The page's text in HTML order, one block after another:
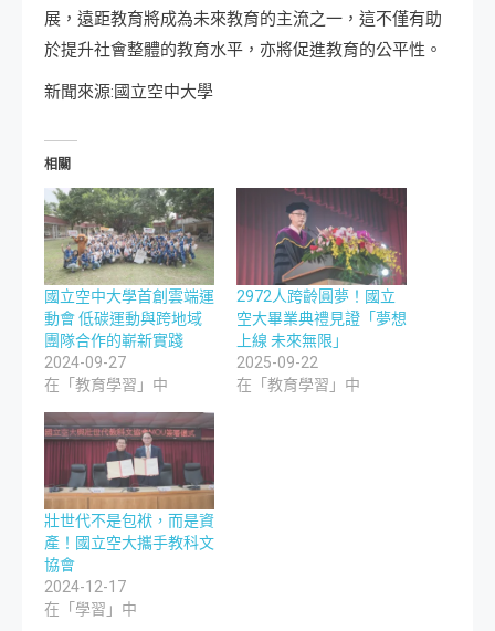
展，遠距教育將成為未來教育的主流之一，這不僅有助
於提升社會整體的教育水平，亦將促進教育的公平性。
新聞來源:國立空中大學
相關
國立空中大學首創雲端運
動會 低碳運動與跨地域
團隊合作的嶄新實踐
2024-09-27
在「教育學習」中
2972人跨齡圓夢！國立
空大畢業典禮見證「夢想
上線 未來無限」
2025-09-22
在「教育學習」中
壯世代不是包袱，而是資
產！國立空大攜手教科文
協會
2024-12-17
在「學習」中